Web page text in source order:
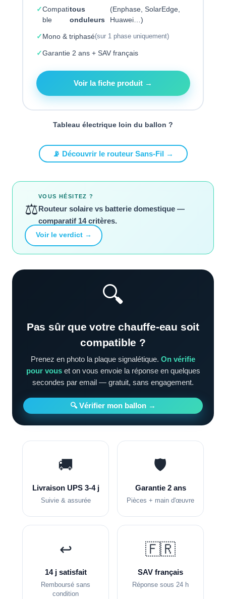
Compati
ble
tous
onduleurs
(Enphase, SolarEdge,
Huawei…)
Mono & triphasé(sur 1 phase uniquement)
Garantie 2 ans + SAV français
Voir la fiche produit →
Tableau électrique loin du ballon ?
📡 Découvrir le routeur Sans-Fil →
⚖
VOUS HÉSITEZ ?
Routeur solaire vs batterie domestique —
comparatif 14 critères.
Voir le verdict →
🔍
Pas sûr que votre chauffe-eau soit
compatible ?
Prenez en photo la plaque signalétique. On vérifie
pour vouset on vous envoie la réponse en quelques
secondes par email — gratuit, sans engagement.
🔍 Vérifier mon ballon →
🚚
Livraison UPS 3-4 j
Suivie & assurée
🛡️
Garantie 2 ans
Pièces + main d'œuvre
↩️
14 j satisfait
Remboursé sans
condition
🇫🇷
SAV français
Réponse sous 24 h